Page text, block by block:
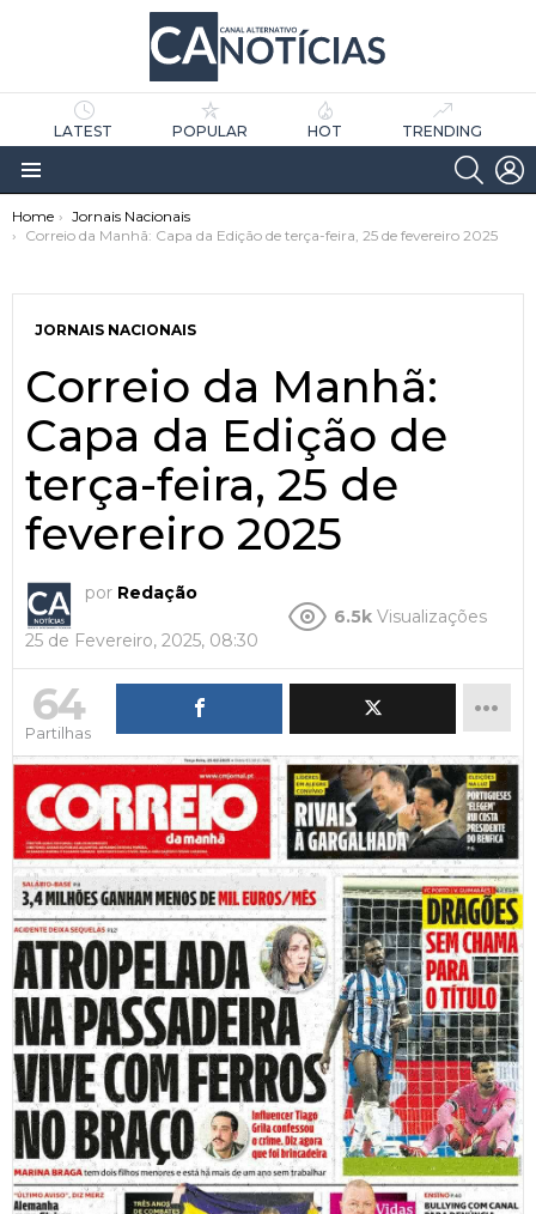
LATEST POPULAR HOT TRENDING
Menu
You are here:
Home
Jornais Nacionais
Correio da Manhã: Capa da Edição de terça-feira, 25 de fevereiro 2025
JORNAIS NACIONAIS
Correio da Manhã:
Capa da Edição de
terça-feira, 25 de
fevereiro 2025
por Redação
25 de Fevereiro, 2025, 08:30
6.5k Visualizações
64
Partilhas